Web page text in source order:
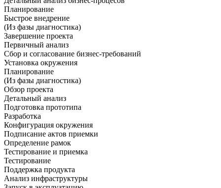
Планирование
Быстрое внедрение
(Из фазы диагностика)
Завершение проекта
Первичный анализ
Сбор и согласование бизнес-требований
Установка окружения
Планирование
(Из фазы диагностика)
Обзор проекта
Детальный анализ
Подготовка прототипа
Разработка
Конфигурация окружения
Подписание актов приемки
Определение рамок
Тестирование и приемка
Тестирование
Поддержка продукта
Анализ инфраструктуры